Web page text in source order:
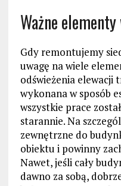
Ważne
Gdy remontujemy
uwagę na wiele
odświeżenia elewacji
wykonana w sposób
wszystkie prace
starannie. Na
zewnętrzne do
obiektu i powinny
Nawet, jeśli cały
dawno za sobą,